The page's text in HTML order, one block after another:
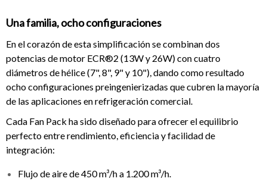
Una familia, ocho configuraciones
En el corazón de esta simplificación se combinan dos
potencias de motor ECR®2 (13W y 26W) con cuatro
diámetros de hélice (7", 8", 9" y 10"), dando como resultado
ocho configuraciones preingenierizadas que cubren la mayoría
de las aplicaciones en refrigeración comercial.
Cada Fan Pack ha sido diseñado para ofrecer el equilibrio
perfecto entre rendimiento, eficiencia y facilidad de
integración:
Flujo de aire de 450 m³/h a 1.200 m³/h.